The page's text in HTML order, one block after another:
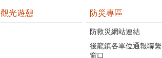
觀光遊憩 防災專區
防救災網站連結
後龍鎮各單位通報聯繫
窗口